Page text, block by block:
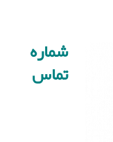
شماره
تماس